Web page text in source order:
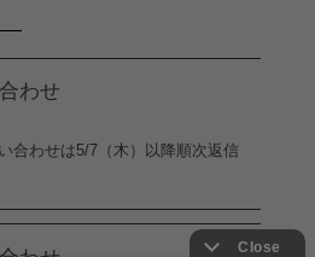
わせ
合わせは5/7（木）以降順次返信